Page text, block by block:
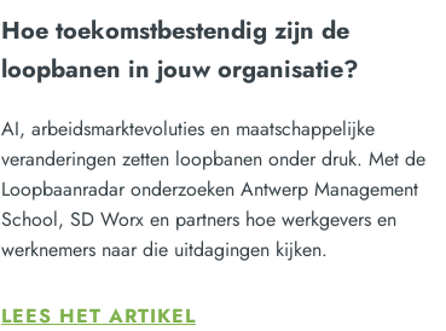
Hoe toekomstbestendig zijn de
loopbanen in jouw organisatie?
AI, arbeidsmarktevoluties en maatschappelijke
veranderingen zetten loopbanen onder druk. Met de
Loopbaanradar onderzoeken Antwerp Management
School, SD Worx en partners hoe werkgevers en
werknemers naar die uitdagingen kijken.
LEES HET ARTIKEL